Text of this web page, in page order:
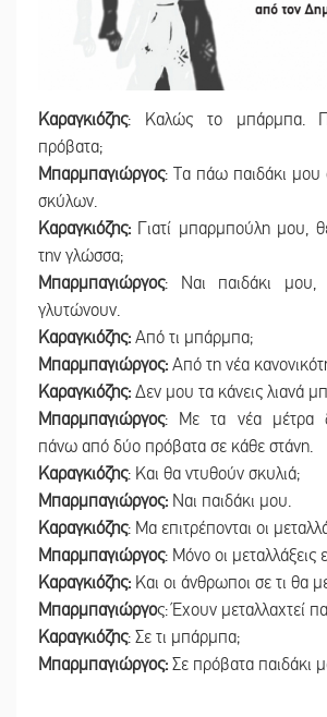
Καραγκιόζης: Καλώς το μπάρμπα.
πρόβατα;
Μπαρμπαγιώργος: Τα πάω παιδάκι μου
σκύλων.
Καραγκιόζης: Γιατί μπαρμπούλη μου,
την γλώσσα;
Μπαρμπαγιώργος: Ναι παιδάκι μου,
γλυτώνουν.
Καραγκιόζης: Από τι μπάρμπα;
Μπαρμπαγιώργος: Από τη νέα
Καραγκιόζης: Δεν μου τα κάνεις λιανά
Μπαρμπαγιώργος: Με τα νέα μέτρα
πάνω από δύο πρόβατα σε κάθε στάνη.
Καραγκιόζης: Και θα ντυθούν σκυλιά;
Μπαρμπαγιώργος: Ναι παιδάκι μου.
Καραγκιόζης: Μα επιτρέπονται οι
Μπαρμπαγιώργος: Μόνο οι μεταλλάξεις
Καραγκιόζης: Και οι άνθρωποι σε τι θα
Μπαρμπαγιώργος: Έχουν μεταλλαχτεί
Καραγκιόζης: Σε τι μπάρμπα;
Μπαρμπαγιώργος: Σε πρόβατα παιδάκι